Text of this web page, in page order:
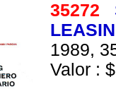
35272
1989,
Valor :